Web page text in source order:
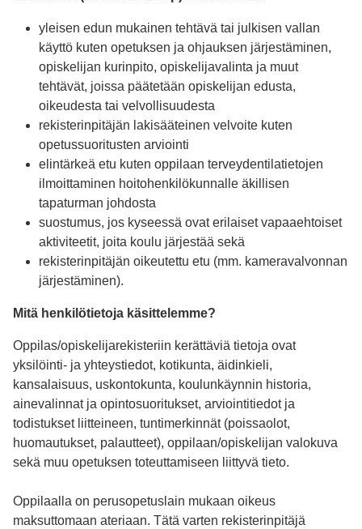
yleisen edun mukainen tehtävä tai julkisen vallan
käyttö kuten opetuksen ja ohjauksen järjestäminen,
opiskelijan kurinpito, opiskelijavalinta ja muut
tehtävät, joissa päätetään opiskelijan edusta,
oikeudesta tai velvollisuudesta
rekisterinpitäjän lakisääteinen velvoite kuten
opetussuoritusten arviointi
elintärkeä etu kuten oppilaan terveydentilatietojen
ilmoittaminen hoitohenkilökunnalle äkillisen
tapaturman johdosta
suostumus, jos kyseessä ovat erilaiset vapaaehtoiset
aktiviteetit, joita koulu järjestää sekä
rekisterinpitäjän oikeutettu etu (mm. kameravalvonnan
järjestäminen).
Mitä henkilötietoja käsittelemme?
Oppilas/opiskelijarekisteriin kerättäviä tietoja ovat
yksilöinti- ja yhteystiedot, kotikunta, äidinkieli,
kansalaisuus, uskontokunta, koulunkäynnin historia,
ainevalinnat ja opintosuoritukset, arviointitiedot ja
todistukset liitteineen, tuntimerkinnät (poissaolot,
huomautukset, palautteet), oppilaan/opiskelijan valokuva
sekä muu opetuksen toteuttamiseen liittyvä tieto.
Oppilaalla on perusopetuslain mukaan oikeus
maksuttomaan ateriaan. Tätä varten rekisterinpitäjä